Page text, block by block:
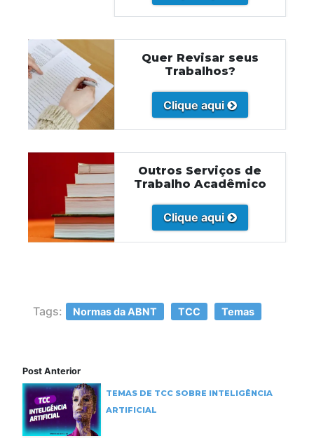
Quer Revisar seus
Trabalhos?
Clique aqui
Outros Serviços de
Trabalho Acadêmico
Clique aqui
Tags: Normas da ABNT TCC Temas
Post Anterior
TEMAS DE TCC SOBRE INTELIGÊNCIA
ARTIFICIAL